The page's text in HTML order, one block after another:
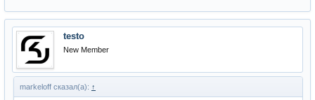
testo
New Member
markeloff сказал(а): ↑